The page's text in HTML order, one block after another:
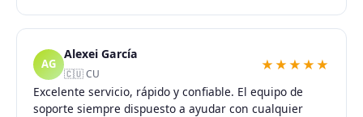
AG
Alexei García
🇨🇺 CU
★★★★★
Excelente servicio, rápido y confiable. El equipo de
soporte siempre dispuesto a ayudar con cualquier